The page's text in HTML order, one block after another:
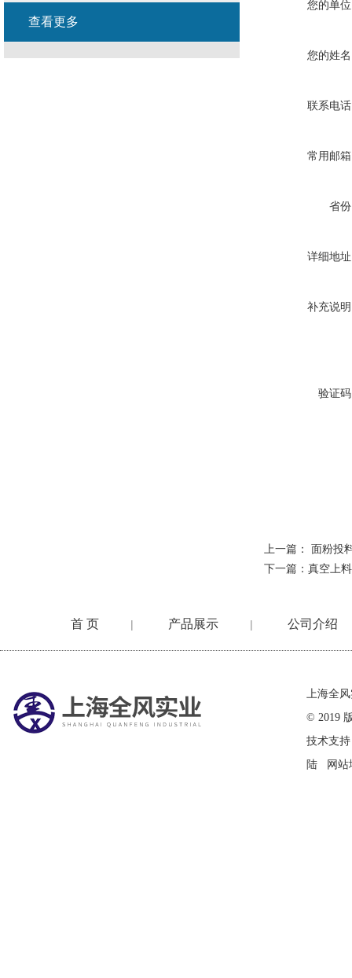
您的单
您的姓
联系电
常用邮
省
详细地
补充说
验证
上一篇： 面粉投
下一篇： 真空上
查看更多
首 页 | 产品展示 | 公司介绍
上海全
© 2019
技术支
陆
网站